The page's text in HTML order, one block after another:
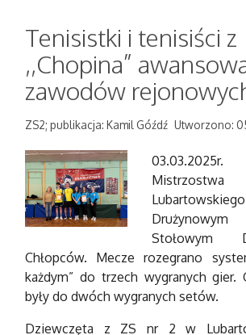
Tenisistki i tenisiści z
,,Chopina”
zawodów
ZS2; publikacja: Kamil Góźdź Utworzono:
Stołowym
Chłopców. Mecze rozegrano
każdym” do trzech wygranych gier.
były do dwóch wygranych setów.
Dziewczęta z ZS nr 2 w